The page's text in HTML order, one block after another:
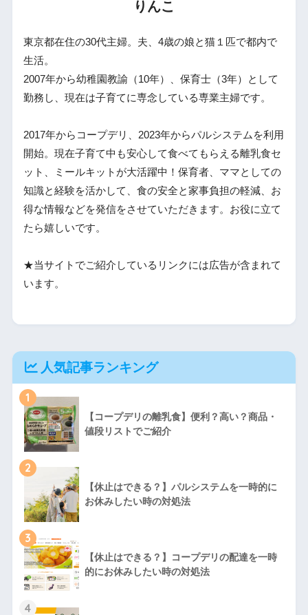
りんこ
東京都在住の30代主婦。夫、4歳の娘と猫１匹で都内で
生活。
2007年から幼稚園教諭（10年）、保育士（3年）として
勤務し、現在は子育てに専念している専業主婦です。
2017年からコープデリ、2023年からパルシステムを利用
開始。現在子育て中も安心して食べてもらえる離乳食セ
ット、ミールキットが大活躍中！保育者、ママとしての
知識と経験を活かして、食の安全と家事負担の軽減、お
得な情報などを発信をさせていただきます。お役に立て
たら嬉しいです。
★当サイトでご紹介しているリンクには広告が含まれて
います。
人気記事ランキング
1
【コープデリの離乳食】便利？高い？商品・
値段リストでご紹介
2
【休止はできる？】パルシステムを一時的に
お休みしたい時の対処法
3
【休止はできる？】コープデリの配達を一時
的にお休みしたい時の対処法
4